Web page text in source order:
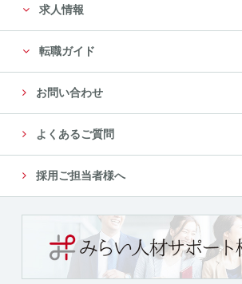
求人情報
転職ガイド
お問い合わせ
よくあるご質問
採用ご担当者様へ